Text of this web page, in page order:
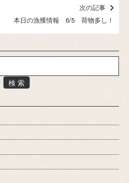
次の記事
本日の漁獲情報 6/5 荷物多し！
検 索